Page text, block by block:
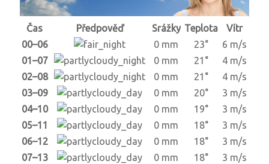
Čas Předpověď Srážky Teplota
Vítr
00–06
0 mm 23°
6 m/s
01–07
0 mm 21°
4 m/s
02–08
0 mm 21°
4 m/s
03–09
0 mm 20°
3 m/s
04–10
0 mm 19°
3 m/s
05–11
0 mm 18°
3 m/s
06–12
0 mm 18°
3 m/s
07–13
0 mm 18°
3 m/s